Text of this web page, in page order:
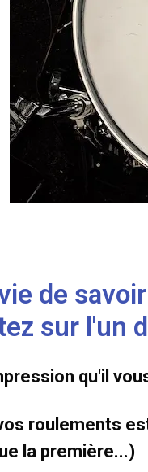
de
sur l'un
qu'il
roulements
la première...)